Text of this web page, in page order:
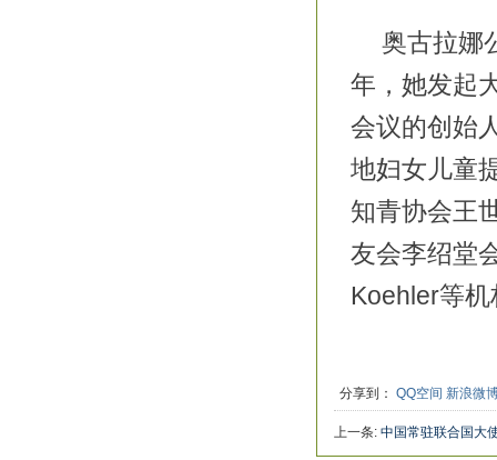
奥古拉娜
年，她发起
会议的创始
地妇女儿童
知青协会王
友会李绍堂
Koehler等
分享到： QQ空间 新浪微
上一条: 中国常驻联合国大
亚）、李国栋访谈